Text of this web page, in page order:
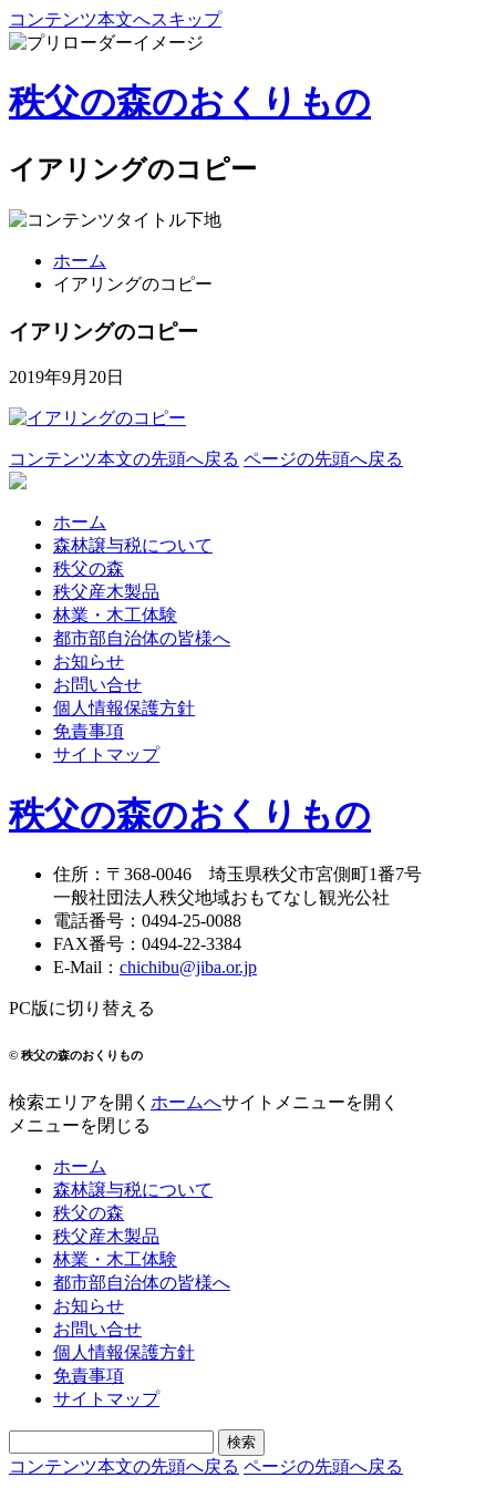
コンテンツ本文へスキップ
秩父の森のおくりもの
イアリングのコピー
ホーム
イアリングのコピー
イアリングのコピー
2019年9月20日
コンテンツ本文の先頭へ戻る ページの先頭へ戻る
ホーム
森林譲与税について
秩父の森
秩父産木製品
林業・木工体験
都市部自治体の皆様へ
お知らせ
お問い合せ
個人情報保護方針
免責事項
サイトマップ
秩父の森のおくりもの
住所 ： 〒368-0046 埼玉県秩父市宮側町1番7号
一般社団法人秩父地域おもてなし観光公社
電話番号 ： 0494-25-0088
FAX番号 ： 0494-22-3384
E-Mail ： chichibu@jiba.or.jp
PC版に切り替える
© 秩父の森のおくりもの
検索エリアを開く ホームへサイトメニューを開く
メニューを閉じる
ホーム
森林譲与税について
秩父の森
秩父産木製品
林業・木工体験
都市部自治体の皆様へ
お知らせ
お問い合せ
個人情報保護方針
免責事項
サイトマップ
コンテンツ本文の先頭へ戻る ページの先頭へ戻る